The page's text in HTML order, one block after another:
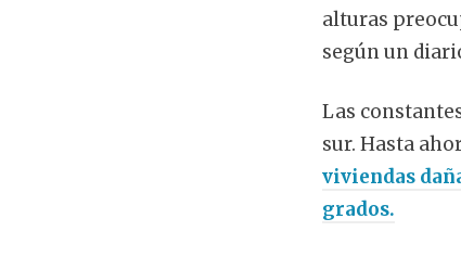
alturas
según un
Las
sur. Hasta
viviendas
grados.